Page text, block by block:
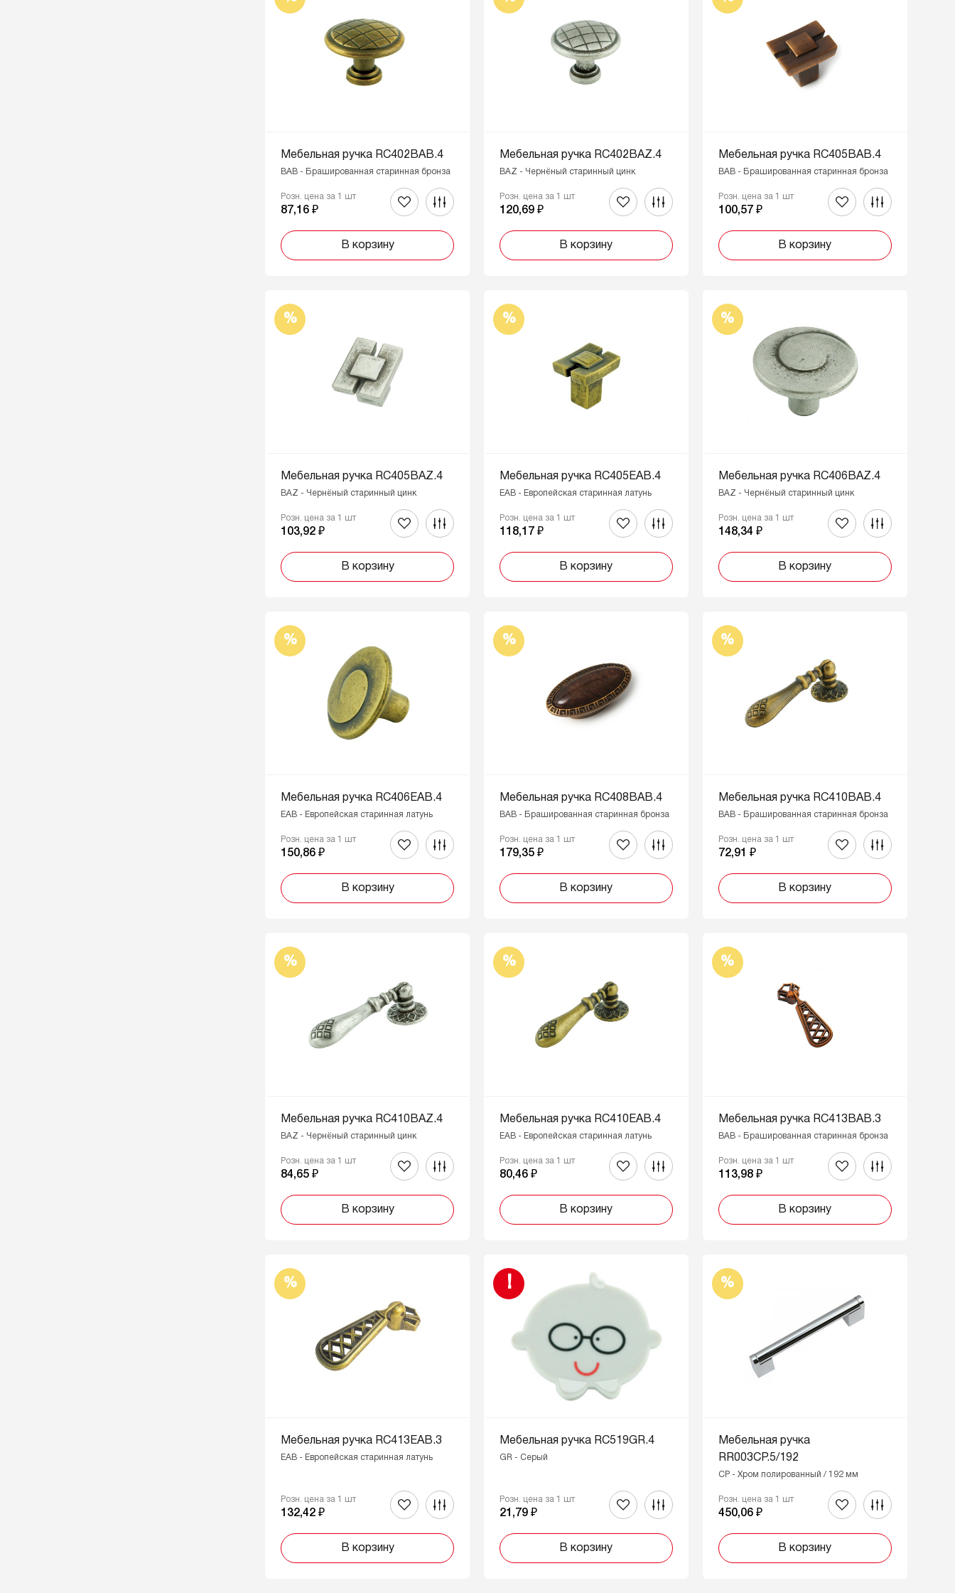
Мебельная ручка RC402BAB.4
BAB - Брашированная старинная бронза
Розн. цена за 1 шт
87,16 ₽
В корзину
Мебельная ручка RC402BAZ.4
BAZ - Чернёный старинный цинк
Розн. цена за 1 шт
120,69 ₽
В корзину
Мебельная ручка RC405BAB.4
BAB - Брашированная старинная бронза
Розн. цена за 1 шт
100,57 ₽
В корзину
%
Мебельная ручка RC405BAZ.4
BAZ - Чернёный старинный цинк
Розн. цена за 1 шт
103,92 ₽
В корзину
%
Мебельная ручка RC405EAB.4
EAB - Европейская старинная латунь
Розн. цена за 1 шт
118,17 ₽
В корзину
%
Мебельная ручка RC406BAZ.4
BAZ - Чернёный старинный цинк
Розн. цена за 1 шт
148,34 ₽
В корзину
%
Мебельная ручка RC406EAB.4
EAB - Европейская старинная латунь
Розн. цена за 1 шт
150,86 ₽
В корзину
%
Мебельная ручка RC408BAB.4
BAB - Брашированная старинная бронза
Розн. цена за 1 шт
179,35 ₽
В корзину
%
Мебельная ручка RC410BAB.4
BAB - Брашированная старинная бронза
Розн. цена за 1 шт
72,91 ₽
В корзину
%
Мебельная ручка RC410BAZ.4
BAZ - Чернёный старинный цинк
Розн. цена за 1 шт
84,65 ₽
В корзину
%
Мебельная ручка RC410EAB.4
EAB - Европейская старинная латунь
Розн. цена за 1 шт
80,46 ₽
В корзину
%
Мебельная ручка RC413BAB.3
BAB - Брашированная старинная бронза
Розн. цена за 1 шт
113,98 ₽
В корзину
%
Мебельная ручка RC413EAB.3
EAB - Европейская старинная латунь
Розн. цена за 1 шт
132,42 ₽
В корзину
!
Мебельная ручка RC519GR.4
GR - Серый
Розн. цена за 1 шт
21,79 ₽
В корзину
%
Мебельная ручка
RR003CP.5/192
CP - Хром полированный / 192 мм
Розн. цена за 1 шт
450,06 ₽
В корзину